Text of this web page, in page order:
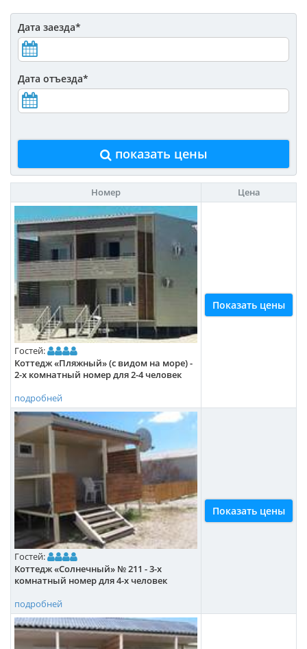
Дата заезда*
Дата отъезда*
показать цены
Номер Цена
Гостей:
Коттедж «Пляжный» (с видом на море) -
2-х комнатный номер для 2-4 человек
подробней
Показать цены
Гостей:
Коттедж «Солнечный» № 211 - 3-х
комнатный номер для 4-х человек
подробней
Показать цены